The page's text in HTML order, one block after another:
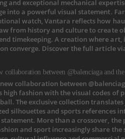
collaboration between @balenciaga and the